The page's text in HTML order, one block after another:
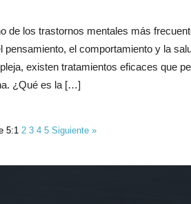
de los trastornos mentales más
pensamiento, el comportamiento y la
existen tratamientos eficaces que
¿Qué es la […]
5:1 2345Siguiente »